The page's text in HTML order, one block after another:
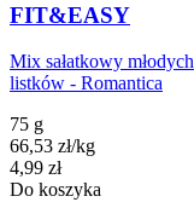
FIT&EASY
Mix sałatkowy młodych
listków - Romantica
75 g
66,53 zł/kg
Cena
4,99 zł
Do koszyka